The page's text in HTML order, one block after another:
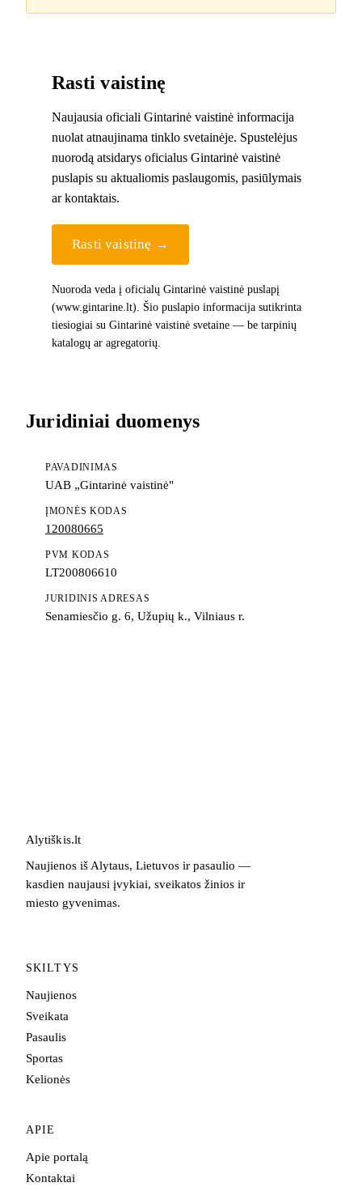
Rasti vaistinę
Naujausia oficiali Gintarinė vaistinė informacija
nuolat atnaujinama tinklo svetainėje. Spustelėjus
nuorodą atsidarys oficialus Gintarinė vaistinė
puslapis su aktualiomis paslaugomis, pasiūlymais
ar kontaktais.
Rasti vaistinę →
Nuoroda veda į oficialų Gintarinė vaistinė puslapį
(www.gintarine.lt). Šio puslapio informacija sutikrinta
tiesiogiai su Gintarinė vaistinė svetaine — be tarpinių
katalogų ar agregatorių.
Juridiniai duomenys
PAVADINIMAS
UAB „Gintarinė vaistinė"
ĮMONĖS KODAS
120080665
PVM KODAS
LT200806610
JURIDINIS ADRESAS
Senamiesčio g. 6, Užupių k., Vilniaus r.
Alytiškis.lt
Naujienos iš Alytaus, Lietuvos ir pasaulio —
kasdien naujausi įvykiai, sveikatos žinios ir
miesto gyvenimas.
SKILTYS
Naujienos
Sveikata
Pasaulis
Sportas
Kelionės
APIE
Apie portalą
Kontaktai